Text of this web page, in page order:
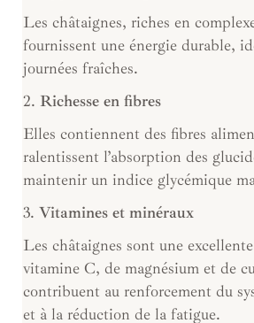
Les châtaignes, riches en
fournissent une énergie durable,
journées fraîches.
2. Richesse en fibres
Elles contiennent des fibres
ralentissent l’absorption des
maintenir un indice glycémique
3. Vitamines et minéraux
Les châtaignes sont une
vitamine C, de magnésium et de
contribuent au renforcement du
et à la réduction de la fatigue.